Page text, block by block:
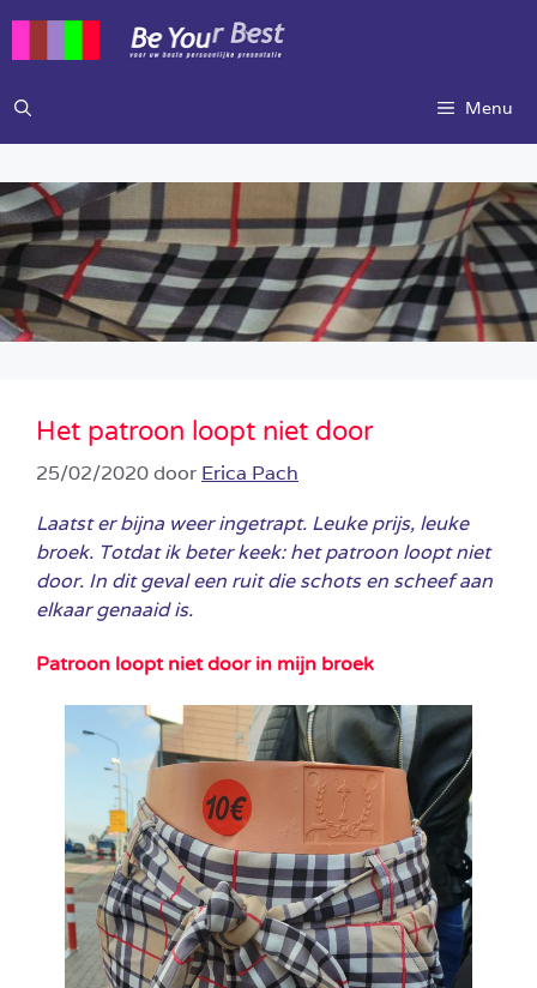
inhoud
Menu
Het patroon loopt niet door
25/02/2020door Erica Pach
Laatst er bijna weer ingetrapt. Leuke prijs, leuke
broek. Totdat ik beter keek: het patroon loopt niet
door. In dit geval een ruit die schots en scheef aan
elkaar genaaid is.
Patroon loopt niet door in mijn broek